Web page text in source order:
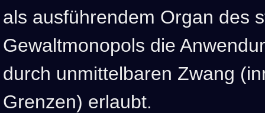
als ausführendem Organ des
Gewaltmonopols die
durch unmittelbaren Zwang
Grenzen) erlaubt.